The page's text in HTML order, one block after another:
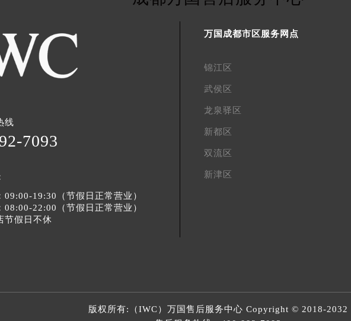
线
7093
09:00-19:30（节假日正常营业）
08:00-22:00（节假日正常营业）
节假日不休
万国成都市区服务网点
锦江区
武侯区
龙泉驿区
新都区
双流区
新津区
版权所有:（IWC） 万国售后服务中心 Copyright © 2018-2032